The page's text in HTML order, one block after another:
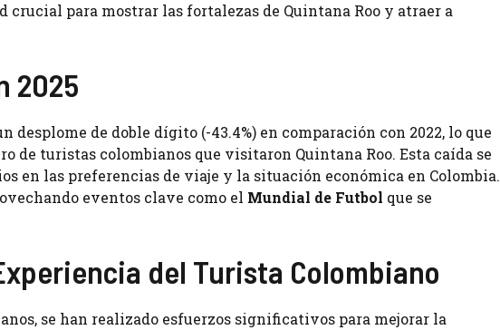
para mostrar las fortalezas de Quintana Roo y atraer a
2025
desplome de doble dígito (-43.4%) en comparación con 2022, lo que
turistas colombianos que visitaron Quintana Roo. Esta caída se
en las preferencias de viaje y la situación económica en Colombia.
eventos clave como el Mundial de Futbol que se
del Turista Colombiano
se han realizado esfuerzos significativos para mejorar la